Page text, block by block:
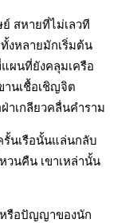
สหายที่ไม่เลวที
งหลายมักเริ่มต้น
ผนที่ยังคลุมเครือ
านเชื้อเชิญจิต
าเกลียวคลื่นคำราม
นเรือนั้นแล่นกลับ
วนคืน เขาเหล่านั้น
หรือปัญญาของนัก